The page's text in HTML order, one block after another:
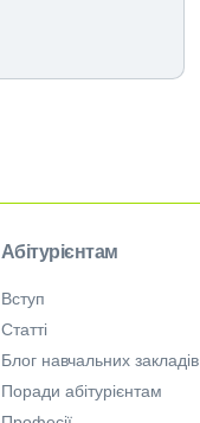
Абітурієнтам
Вступ
Статті
Блог навчальних закладів
Поради абітурієнтам